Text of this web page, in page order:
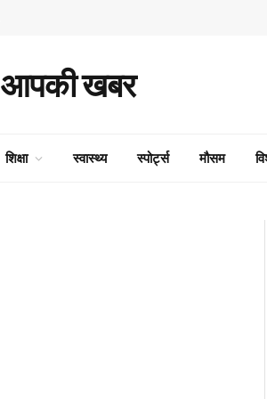
आपकी खबर
शिक्षा स्वास्थ्य स्पोर्ट्स मौसम